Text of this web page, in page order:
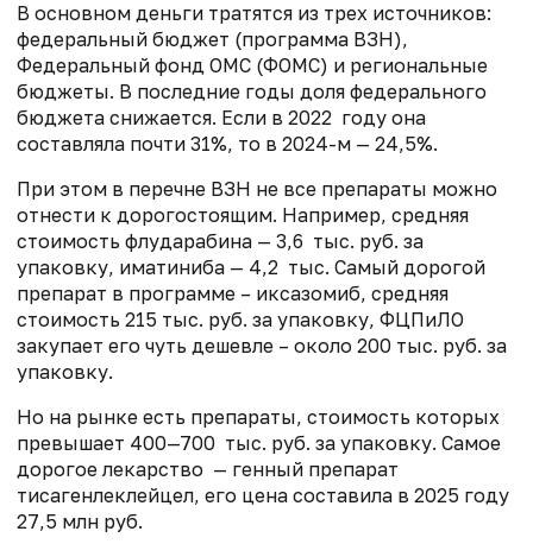
В основном деньги тратятся из трех источников:
федеральный бюджет (программа ВЗН),
Федеральный фонд ОМС (ФОМС) и региональные
бюджеты. В последние годы доля федерального
бюджета снижается. Если в 2022 году она
составляла почти 31%, то в 2024-м — 24,5%.
При этом в перечне ВЗН не все препараты можно
отнести к дорогостоящим. Например, средняя
стоимость флударабина — 3,6 тыс. руб. за
упаковку, иматиниба — 4,2 тыс. Самый дорогой
препарат в программе – иксазомиб, средняя
стоимость 215 тыс. руб. за упаковку, ФЦПиЛО
закупает его чуть дешевле – около 200 тыс. руб. за
упаковку.
Но на рынке есть препараты, стоимость которых
превышает 400—700 тыс. руб. за упаковку. Самое
дорогое лекарство — генный препарат
тисагенлеклейцел, его цена составила в 2025 году
27,5 млн руб.